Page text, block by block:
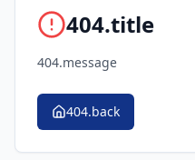
404.title
404.message
404.back